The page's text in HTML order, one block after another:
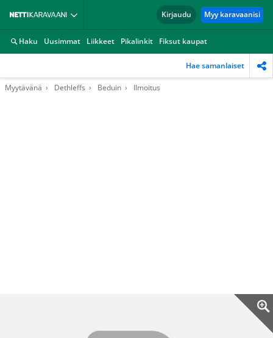
Kirjaudu Myy karavaanisi
Haku Uusimmat Liikkeet Pikalinkit Fiksut kaupat
Hae samanlaiset
Myytävänä Dethleffs Beduin Ilmoitus